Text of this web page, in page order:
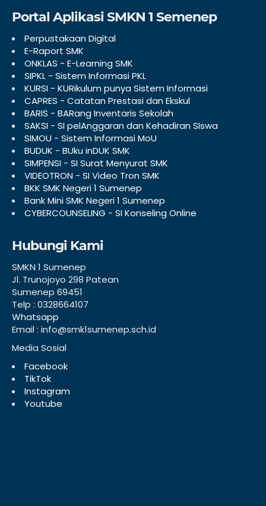
Portal Aplikasi SMKN 1 Semenep
Perpustakaan Digital
E-Raport SMK
ONKLAS - E-Learning SMK
SIPKL - Sistem Informasi PKL
KURSI - KURikulum punya Sistem Informasi
CAPRES - Catatan Prestasi dan Ekskul
BARIS - BARang Inventaris Sekolah
SAKSI - SI pelAnggaran dan Kehadiran SIswa
SIMOU - Sistem Informasi MoU
BUDUK - BUku inDUK SMK
SIMPENSI - SI Surat Menyurat SMK
VIDEOTRON - SI Video Tron SMK
BKK SMK Negeri 1 Sumenep
Bank Mini SMK Negeri 1 Sumenep
CYBERCOUNSELING - SI Konseling Online
Hubungi Kami
SMKN 1 Sumenep
Jl. Trunojoyo 298 Patean
Sumenep 69451
Telp : 0328664107
Whatsapp
Email : info@smk1sumenep.sch.id
Media Sosial
Facebook
TikTok
Instagram
Youtube